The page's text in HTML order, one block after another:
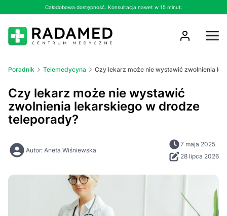
Całodobowa dostępność. Konsultacja nawet w 15 minut.
Poradnik Telemedycyna Czy lekarz może nie wystawić zwolnienia
Czy lekarz może nie wystawić
zwolnienia lekarskiego w drodze
teleporady?
Autor: Aneta Wiśniewska
7 maja 2025
28 lipca 2026